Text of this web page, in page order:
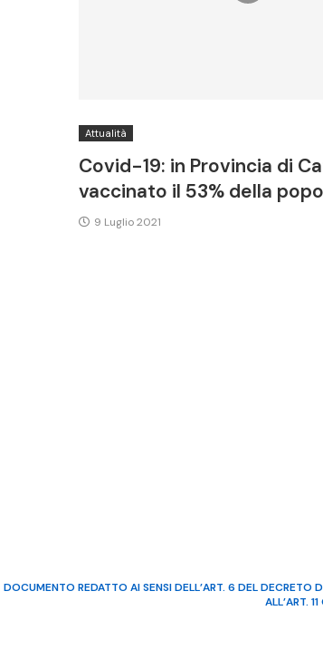
Attualità
Covid-19: in Provincia di
vaccinato il 53% della
9 Luglio 2021
DOCUMENTO REDATTO AI SENSI DELL’ART. 6 DEL
ALL’ART.